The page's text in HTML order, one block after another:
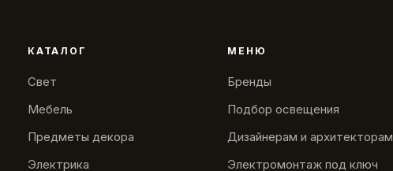
КАТАЛОГ
Свет
Мебель
Предметы декора
Электрика
МЕНЮ
Бренды
Подбор освещения
Дизайнерам и архитекторам
Электромонтаж под ключ